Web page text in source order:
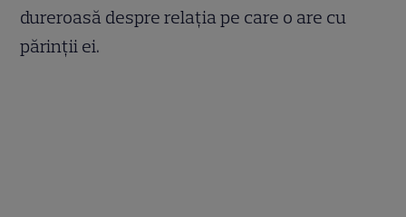
dureroasă despre relația pe care o are cu
părinții ei.